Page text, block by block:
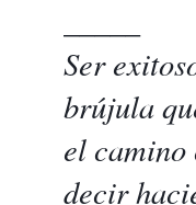
Ser
brújula
el
decir